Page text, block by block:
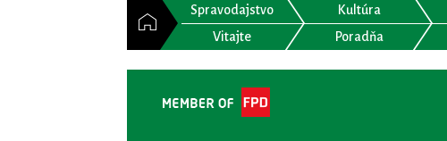
Spravodajstvo Kultúra
Vitajte
Poradňa